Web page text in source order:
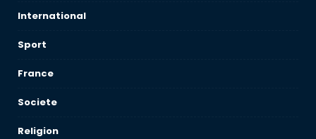
International
Sport
France
Societe
Religion